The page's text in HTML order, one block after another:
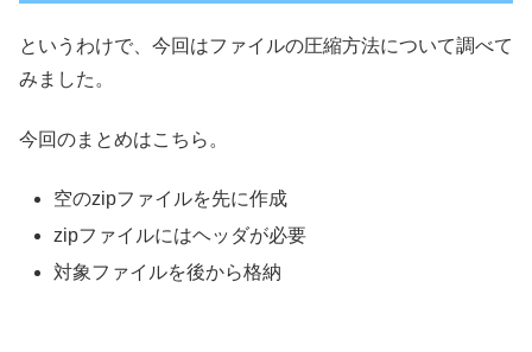
というわけで、今回はファイルの圧縮方法について調べて
みました。
今回のまとめはこちら。
空のzipファイルを先に作成
zipファイルにはヘッダが必要
対象ファイルを後から格納